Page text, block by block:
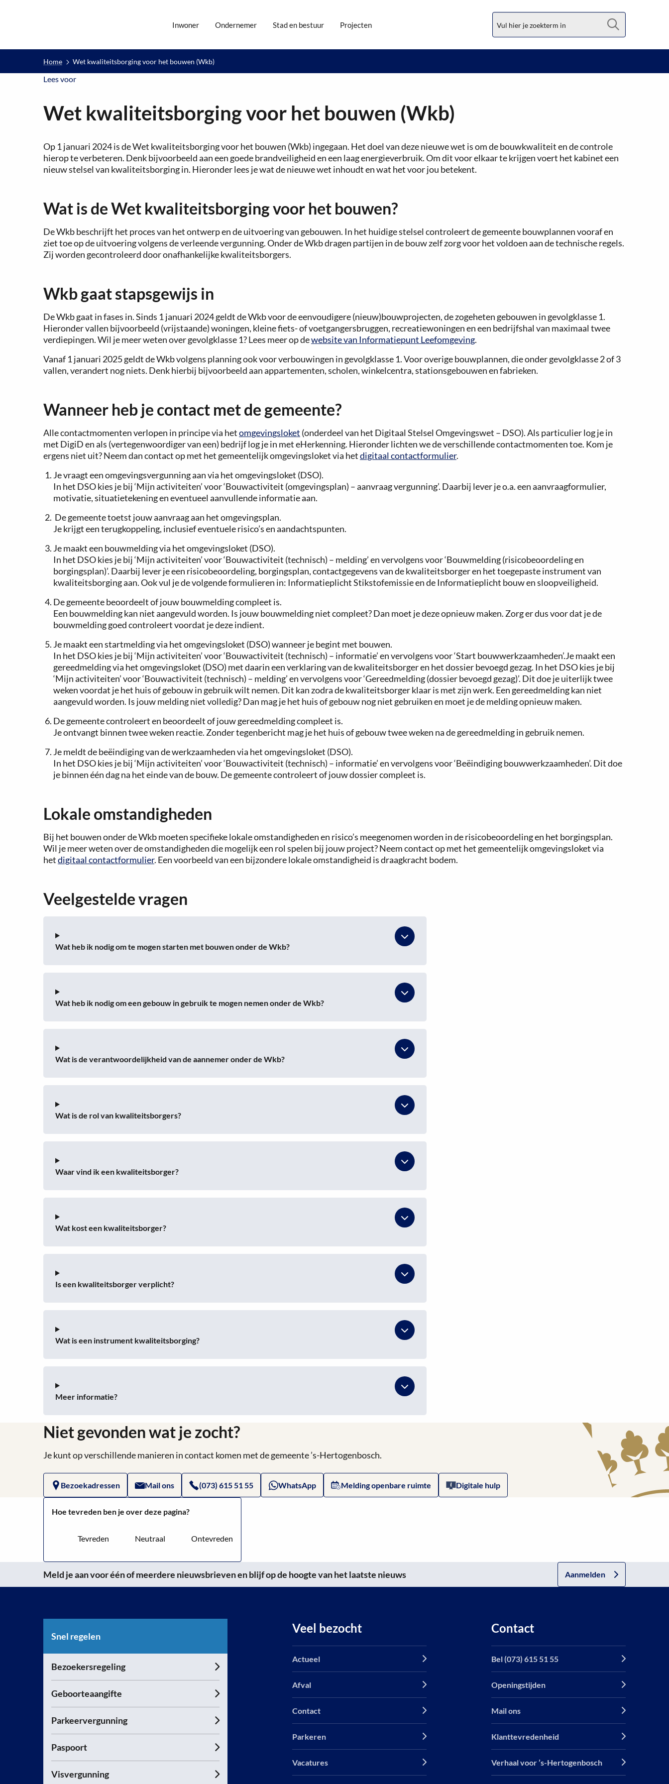
Inwoner Ondernemer Stad en bestuur Projecten
Home Wet kwaliteitsborging voor het bouwen (Wkb)
Lees voorLees voor
Wet kwaliteitsborging voor het bouwen (Wkb)
Op 1 januari 2024 is de Wet kwaliteitsborging voor het bouwen (Wkb) ingegaan. Het doel van deze nieuwe wet is om de bouwkwaliteit en de controle
hierop te verbeteren. Denk bijvoorbeeld aan een goede brandveiligheid en een laag energieverbruik. Om dit voor elkaar te krijgen voert het kabinet een
nieuw stelsel van kwaliteitsborging in. Hieronder lees je wat de nieuwe wet inhoudt en wat het voor jou betekent.
Wat is de Wet kwaliteitsborging voor het bouwen?
De Wkb beschrijft het proces van het ontwerp en de uitvoering van gebouwen. In het huidige stelsel controleert de gemeente bouwplannen vooraf en
ziet toe op de uitvoering volgens de verleende vergunning. Onder de Wkb dragen partijen in de bouw zelf zorg voor het voldoen aan de technische regels.
Zij worden gecontroleerd door onafhankelijke kwaliteitsborgers.
Wkb gaat stapsgewijs in
De Wkb gaat in fases in. Sinds 1 januari 2024 geldt de Wkb voor de eenvoudigere (nieuw)bouwprojecten, de zogeheten gebouwen in gevolgklasse 1.
Hieronder vallen bijvoorbeeld (vrijstaande) woningen, kleine fiets- of voetgangersbruggen, recreatiewoningen en een bedrijfshal van maximaal twee
verdiepingen. Wil je meer weten over gevolgklasse 1? Lees meer op dewebsite van Informatiepunt Leefomgeving.
Vanaf 1 januari 2025 geldt de Wkb volgens planning ook voor verbouwingen in gevolgklasse 1. Voor overige bouwplannen, die onder gevolgklasse 2 of 3
vallen, verandert nog niets. Denk hierbij bijvoorbeeld aan appartementen, scholen, winkelcentra, stationsgebouwen en fabrieken.
Wanneer heb je contact met de gemeente?
Alle contactmomenten verlopen in principe via hetomgevingsloket (onderdeel van het Digitaal Stelsel Omgevingswet – DSO). Als particulier log je in
met DigiD en als (vertegenwoordiger van een) bedrijf log je in met eHerkenning. Hieronder lichten we de verschillende contactmomenten toe. Kom je
ergens niet uit? Neem dan contact op met het gemeentelijk omgevingsloket via hetdigitaal contactformulier.
Je vraagt een omgevingsvergunning aan via het omgevingsloket (DSO).
In het DSO kies je bij ‘Mijn activiteiten’ voor ‘Bouwactiviteit (omgevingsplan) – aanvraag vergunning’. Daarbij lever je o.a. een aanvraagformulier,
motivatie, situatietekening en eventueel aanvullende informatie aan.
De gemeente toetst jouw aanvraag aan het omgevingsplan.
Je krijgt een terugkoppeling, inclusief eventuele risico’s en aandachtspunten.
Je maakt een bouwmelding via het omgevingsloket (DSO).
In het DSO kies je bij ‘Mijn activiteiten’ voor ‘Bouwactiviteit (technisch) – melding’ en vervolgens voor ‘Bouwmelding (risicobeoordeling en
borgingsplan)’. Daarbij lever je een risicobeoordeling, borgingsplan, contactgegevens van de kwaliteitsborger en het toegepaste instrument van
kwaliteitsborging aan. Ook vul je de volgende formulieren in: Informatieplicht Stikstofemissie en de Informatieplicht bouw en sloopveiligheid.
De gemeente beoordeelt of jouw bouwmelding compleet is.
Een bouwmelding kan niet aangevuld worden. Is jouw bouwmelding niet compleet? Dan moet je deze opnieuw maken. Zorg er dus voor dat je de
bouwmelding goed controleert voordat je deze indient.
Je maakt een startmelding via het omgevingsloket (DSO) wanneer je begint met bouwen.
In het DSO kies je bij ‘Mijn activiteiten’ voor ‘Bouwactiviteit (technisch) – informatie’ en vervolgens voor ‘Start bouwwerkzaamheden’.Je maakt een
gereedmelding via het omgevingsloket (DSO) met daarin een verklaring van de kwaliteitsborger en het dossier bevoegd gezag. In het DSO kies je bij
‘Mijn activiteiten’ voor ‘Bouwactiviteit (technisch) – melding’ en vervolgens voor ‘Gereedmelding (dossier bevoegd gezag)’. Dit doe je uiterlijk twee
weken voordat je het huis of gebouw in gebruik wilt nemen. Dit kan zodra de kwaliteitsborger klaar is met zijn werk. Een gereedmelding kan niet
aangevuld worden. Is jouw melding niet volledig? Dan mag je het huis of gebouw nog niet gebruiken en moet je de melding opnieuw maken.
De gemeente controleert en beoordeelt of jouw gereedmelding compleet is.
Je ontvangt binnen twee weken reactie. Zonder tegenbericht mag je het huis of gebouw twee weken na de gereedmelding in gebruik nemen.
Je meldt de beëindiging van de werkzaamheden via het omgevingsloket (DSO).
In het DSO kies je bij ‘Mijn activiteiten’ voor ‘Bouwactiviteit (technisch) – informatie’ en vervolgens voor ‘Beëindiging bouwwerkzaamheden’. Dit doe
je binnen één dag na het einde van de bouw. De gemeente controleert of jouw dossier compleet is.
Lokale omstandigheden
Bij het bouwen onder de Wkb moeten specifieke lokale omstandigheden en risico’s meegenomen worden in de risicobeoordeling en het borgingsplan.
Wil je meer weten over de omstandigheden die mogelijk een rol spelen bij jouw project? Neem contact op met het gemeentelijk omgevingsloket via
hetdigitaal contactformulier. Een voorbeeld van een bijzondere lokale omstandigheid is draagkracht bodem.
Veelgestelde vragen
Wat heb ik nodig om te mogen starten met bouwen onder de Wkb?
Wat heb ik nodig om een gebouw in gebruik te mogen nemen onder de Wkb?
Wat is de verantwoordelijkheid van de aannemer onder de Wkb?
Wat is de rol van kwaliteitsborgers?
Waar vind ik een kwaliteitsborger?
Wat kost een kwaliteitsborger?
Is een kwaliteitsborger verplicht?
Wat is een instrument kwaliteitsborging?
Meer informatie?
Niet gevonden wat je zocht?
Je kunt op verschillende manieren in contact komen met de gemeente ’s-Hertogenbosch.
Bezoekadressen Mail ons (073) 615 51 55 WhatsApp Melding openbare ruimte Digitale hulp
Hoe tevreden ben je over deze pagina?
Tevreden Neutraal Ontevreden
Meld je aan voor één of meerdere nieuwsbrieven en blijf op de hoogte van het laatste nieuws Aanmelden
Snel regelen
Bezoekersregeling
Geboorteaangifte
Parkeervergunning
Paspoort
Visvergunning
Veel bezocht
Actueel
Afval
Contact
Parkeren
Vacatures
Contact
Bel (073) 615 51 55
Openingstijden
Mail ons
Klanttevredenheid
Verhaal voor ’s-Hertogenbosch